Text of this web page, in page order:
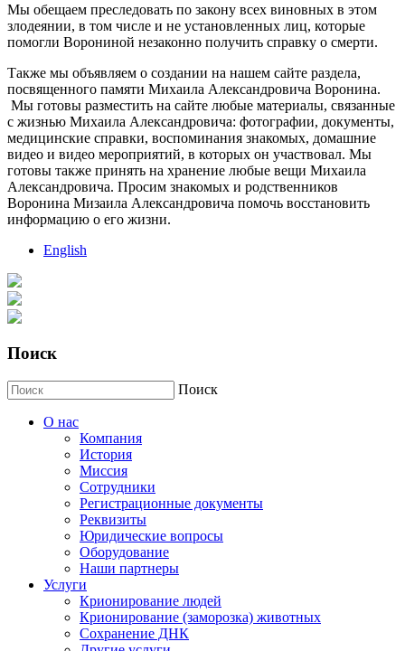
Мы обещаем преследовать по закону всех виновных в этом
злодеянии, в том числе и не установленных лиц, которые
помогли Ворониной незаконно получить справку о смерти.
Также мы объявляем о создании на нашем сайте раздела,
посвященного памяти Михаила Александровича Воронина.
Мы готовы разместить на сайте любые материалы, связанные
с жизнью Михаила Александровича: фотографии, документы,
медицинские справки, воспоминания знакомых, домашние
видео и видео мероприятий, в которых он участвовал. Мы
готовы также принять на хранение любые вещи Михаила
Александровича. Просим знакомых и родственников
Воронина Мизаила Александровича помочь восстановить
информацию о его жизни.
English
Поиск
Поиск
О нас
Компания
История
Миссия
Сотрудники
Регистрационные документы
Реквизиты
Юридические вопросы
Оборудование
Наши партнеры
Услуги
Крионирование людей
Крионирование (заморозка) животных
Сохранение ДНК